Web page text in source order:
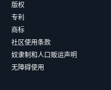
版权
专利
商标
社区使用条款
奴隶制和人口贩运声明
无障碍使用